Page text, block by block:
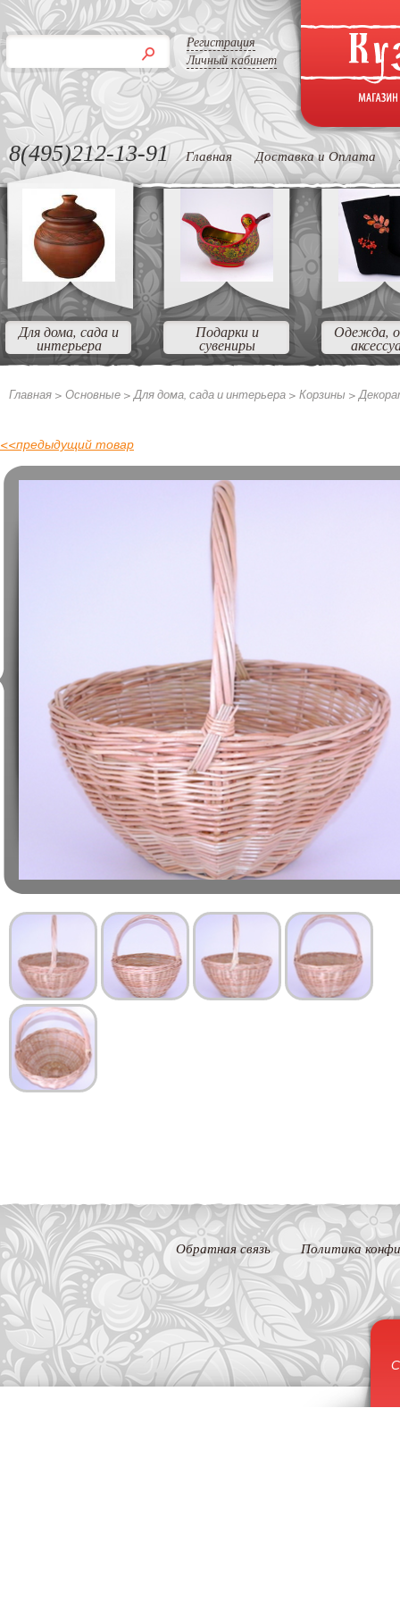
Регистрация
Личный кабинет
8(495)212-13-91 Главная Доставка и Оплата
Для дома, сада и
интерьера
Подарки и
сувениры
Одежда,
Главная > Основные >Для дома, сада и интерьера > Корзины >
<<предыдущий товар
Обратная связь Политика